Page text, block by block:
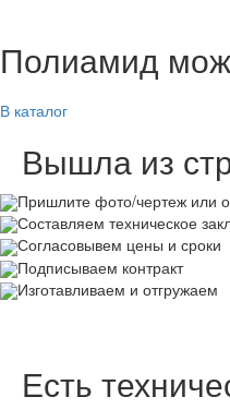
Полиамид
В каталог
Вышла из
Пришлите фото/чертеж или
Составляем техническое
Согласовывем цены и сроки
Подписываем контракт
Изготавливаем и отгружаем
Есть